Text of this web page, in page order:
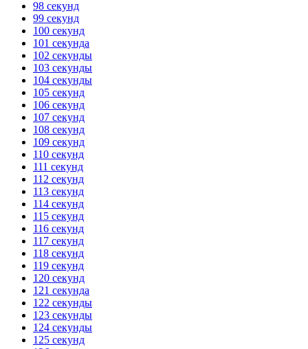
98 секунд
99 секунд
100 секунд
101 секунда
102 секунды
103 секунды
104 секунды
105 секунд
106 секунд
107 секунд
108 секунд
109 секунд
110 секунд
111 секунд
112 секунд
113 секунд
114 секунд
115 секунд
116 секунд
117 секунд
118 секунд
119 секунд
120 секунд
121 секунда
122 секунды
123 секунды
124 секунды
125 секунд